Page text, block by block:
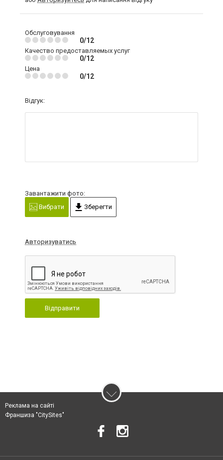
Обслуговування
0/12
Качество предоставляемых услуг
0/12
Цена
0/12
Відгук:
Завантажити фото:
Вибрати
Зберегти
Авторизуватись
Відправити
Реклама на сайті
Франшиза "CitySites"